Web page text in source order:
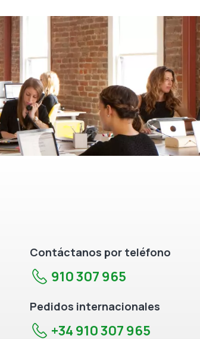
Contáctanos por teléfono
910 307 965
Pedidos internacionales
+34 910 307 965